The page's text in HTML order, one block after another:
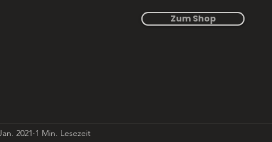
Zum Shop
2021 1 Min. Lesezeit